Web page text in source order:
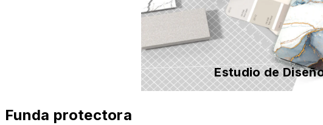
Estudio de
Funda protectora